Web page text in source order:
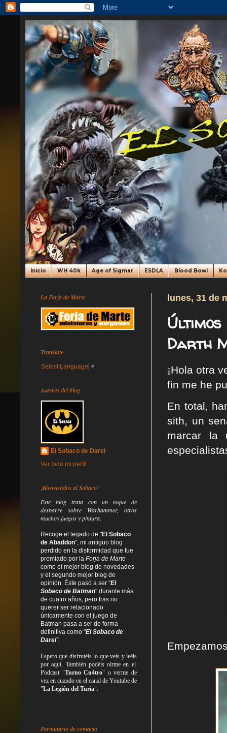
Inicio WH 40k Age of Sigmar ESDLA Blood Bowl
lunes, 31 de
Darth
¡Hola otra
fin me he
En total,
sith, un
marcar la
La Forja de Marte
Translate
Select Language ▼
Autores del blog
El Sobaco de Darel
Ver todo mi perfil
¡Bienvenidos al Sobaco!
Este blog trata con un toque de
desbarre sobre Warhammer, otros
muchos juegos y pintura.
Recoge el legado de "El Sobaco
de Abaddon", mi antiguo blog
perdido en la disformidad que fue
premiado por la Forja de Marte
como el mejor blog de novedades
y el segundo mejor blog de
opinión. Éste pasó a ser "El
Sobaco de Batman" durante más
de cuatro años, pero tras no
querer ser relacionado
únicamente con el juego de
Batman pasa a ser de forma
definitiva como "El Sobaco de
Darel".
Espero que disfrutéis lo queveis yleéis
por aquí. También podéis oírme en el
Podcast "Turno Cu4tro" o verme de
vez en cuando en el canal de Youtube de
"La Legión del Turia".
Formulario de contacto